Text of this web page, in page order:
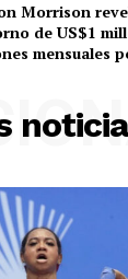
Morrison
de US$1
mensuales